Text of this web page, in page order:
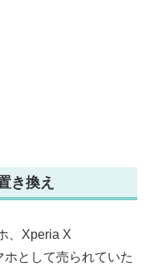
き換え
、Xperia X
として売られていた